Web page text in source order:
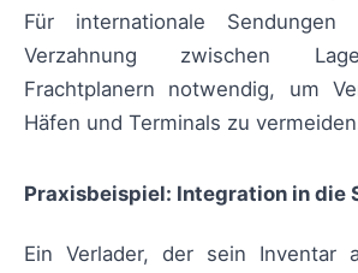
Für internationale
Verzahnung zwischen
Frachtplanern notwendig, um
Häfen und Terminals zu
Praxisbeispiel: Integration in die
Ein Verlader, der sein Inventar